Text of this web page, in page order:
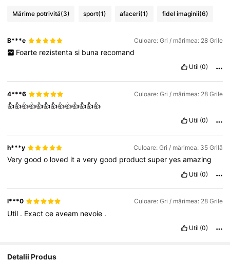
Mărime potrivită(3) sport(1) afaceri(1) fidel imaginii(6)
B***e Culoare: Gri / mărimea: 28 Grile
Foarte rezistenta si buna recomand
Util (0)
4***6 Culoare: Gri / mărimea: 28 Grile
👍👍👍👍👍👍👍👍👍👍👍👍👍
Util (0)
h***y Culoare: Gri / mărimea: 35 Grilă
Verygoodo loved itaverygood productsuperyesamazing
Util (0)
l***0 Culoare: Gri / mărimea: 28 Grile
Util . Exactceaveam nevoie .
Util (0)
Detalii Produs